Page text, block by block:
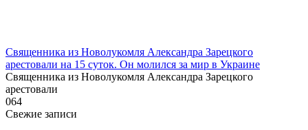
Священника из Новолукомля Александра Зарецкого
арестовали на 15 суток. Он молился за мир в Украине
Священника из Новолукомля Александра Зарецкого
арестовали
064
Свежие записи